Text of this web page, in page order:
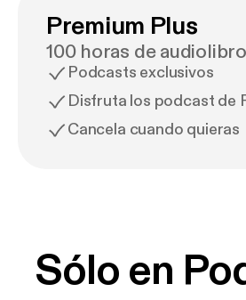
Premium Plus
100 horas de
Podcasts exclusivos
Disfruta los podcast de
Cancela cuando quieras
Sólo en